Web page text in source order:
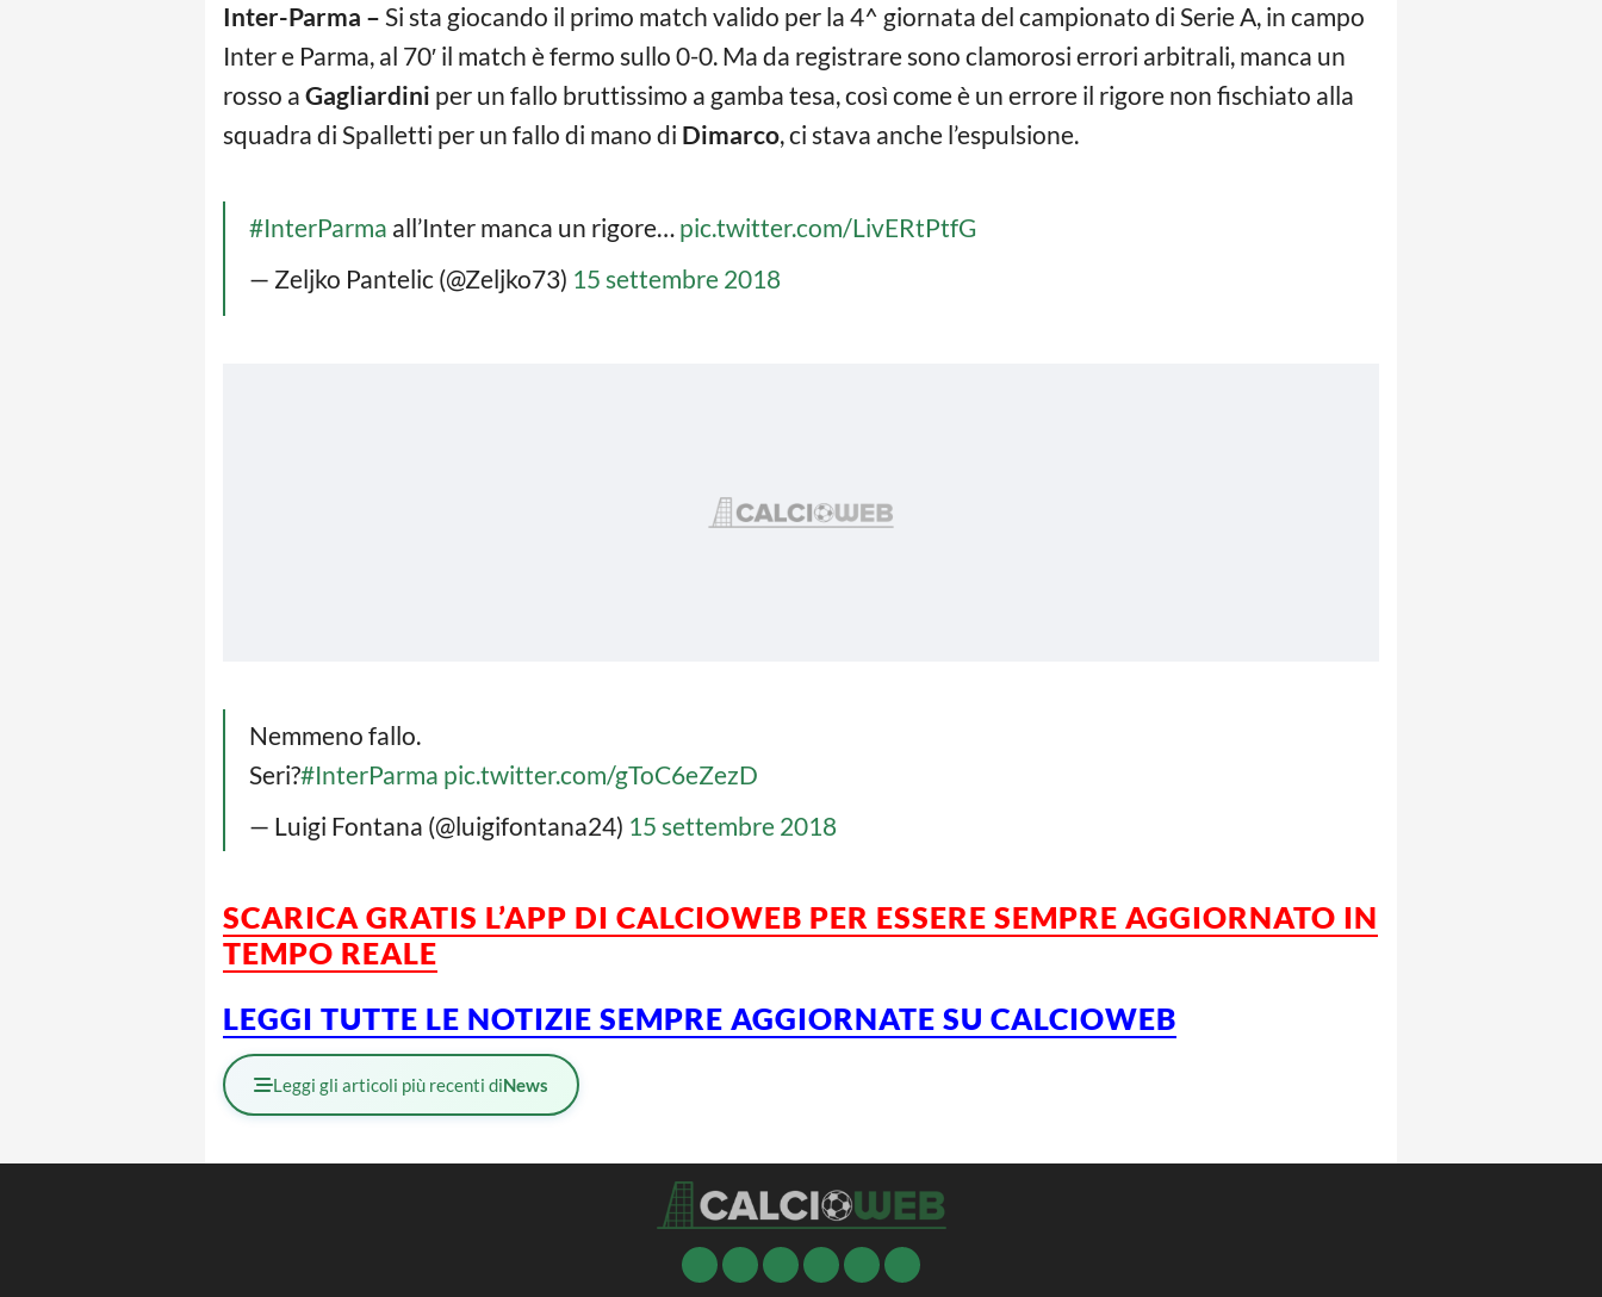
Inter-Parma – Si sta giocando il primo match valido per la 4^ giornata del campionato di Serie A, in campo
Inter e Parma, al 70′ il match è fermo sullo 0-0. Ma da registrare sono clamorosi errori arbitrali, manca un
rosso a Gagliardini per un fallo bruttissimo a gamba tesa, così come è un errore il rigore non fischiato alla
squadra di Spalletti per un fallo di mano di Dimarco, ci stava anche l’espulsione.
#InterParma all’Inter manca un rigore… pic.twitter.com/LivERtPtfG
— Zeljko Pantelic (@Zeljko73) 15 settembre 2018
Nemmeno fallo.
Seri?#InterParma pic.twitter.com/gToC6eZezD
— Luigi Fontana (@luigifontana24) 15 settembre 2018
SCARICA GRATIS L’APP DI CALCIOWEB PER ESSERE SEMPRE AGGIORNATO IN
TEMPO REALE
LEGGI TUTTE LE NOTIZIE SEMPRE AGGIORNATE SU CALCIOWEB
Leggi gli articoli più recenti diNews